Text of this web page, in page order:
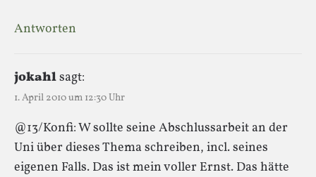
Antworten
jokahlsagt:
1. April 2010 um 12:30 Uhr
@13/Konfi: W sollte seine Abschlussarbeit an der
Uni über dieses Thema schreiben, incl. seines
eigenen Falls. Das ist mein voller Ernst. Das hätte